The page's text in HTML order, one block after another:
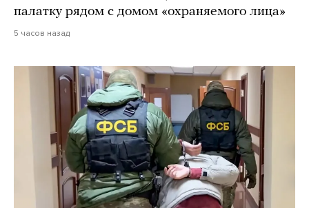
палатку рядом с домом «охраняемого лица»
5 часов назад